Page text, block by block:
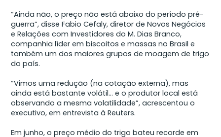
“Ainda não, o preço não está abaixo do período pré-
guerra”, disse Fabio Cefaly, diretor de Novos Negócios
e Relações com Investidores do M. Dias Branco,
companhia líder em biscoitos e massas no Brasil e
também um dos maiores grupos de moagem de trigo
do país.
“Vimos uma redução (na cotação externa), mas
ainda está bastante volátil… e o produtor local está
observando a mesma volatilidade”, acrescentou o
executivo, em entrevista à Reuters.
Em junho, o preço médio do trigo bateu recorde em